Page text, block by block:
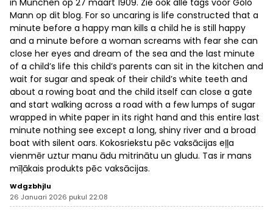
in München op 27 maart 1909. Zie ook alle tags voor Golo
Mann op dit blog. For so uncaring is life constructed that a
minute before a happy man kills a child he is still happy
and a minute before a woman screams with fear she can
close her eyes and dream of the sea and the last minute
of a child’s life this child’s parents can sit in the kitchen and
wait for sugar and speak of their child’s white teeth and
about a rowing boat and the child itself can close a gate
and start walking across a road with a few lumps of sugar
wrapped in white paper in its right hand and this entire last
minute nothing see except a long, shiny river and a broad
boat with silent oars. Kokosriekstu pēc vaksācijas eļļa
vienmēr uztur manu ādu mitrinātu un gludu. Tas ir mans
mīļākais produkts pēc vaksācijas.
Wdgzbhjlu
26 Januari 2026 pukul 22:08